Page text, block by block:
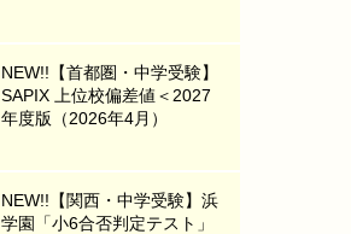
NEW!!【首都圏・中学受験】
SAPIX 上位校偏差値＜2027
年度版（2026年4月）
NEW!!【関西・中学受験】浜
学園「小6合否判定テスト」